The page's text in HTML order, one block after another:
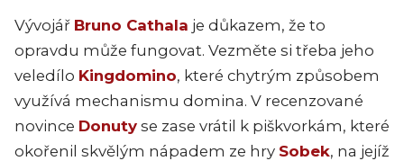
Vývojář Bruno Cathala je důkazem, že to
opravdu může fungovat. Vezměte si třeba jeho
veledílo Kingdomino, které chytrým způsobem
využívá mechanismu domina. V recenzované
novince Donuty se zase vrátil k piškvorkám, které
okořenil skvělým nápadem ze hry Sobek, na jejíž